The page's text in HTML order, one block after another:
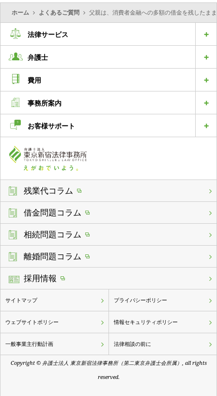
ホーム よくあるご質問 父親は、消費者金融への多額の借金を残したま
法律サービス
弁護士
費用
事務所案内
お客様サポート
残業代コラム
借金問題コラム
相続問題コラム
離婚問題コラム
採用情報
サイトマップ プライバシーポリシー
ウェブサイトポリシー 情報セキュリティポリシー
一般事業主行動計画 法律相談の前に
Copyright © 弁護士法人 東京新宿法律事務所（第二東京弁護士会所属）, all rights
reserved.